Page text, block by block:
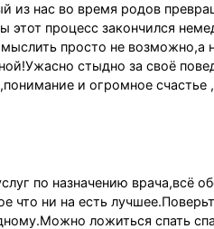
нас во время родов
этот процесс закончился
просто не возможно,а
стыдно за своё
и огромное счастье
по назначению врача,всё
что ни на есть
ложиться спать